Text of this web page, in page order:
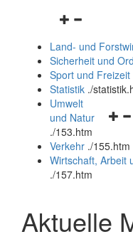
Navigationsmenü
und
schließen
Land- und
Sicherheit und
Sport und Freizeit
Statistik ./
und
Umwelt
und Natur
./153.htm
Verkehr ./155.htm
Wirtschaft, Arbeit
./157.htm
Aktuelle